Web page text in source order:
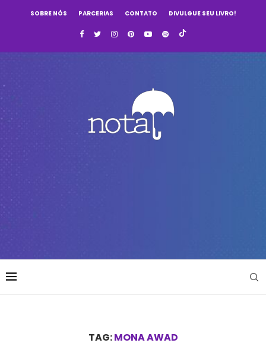
SOBRE NÓS PARCERIAS CONTATO DIVULGUE SEU LIVRO!
TAG:MONA AWAD